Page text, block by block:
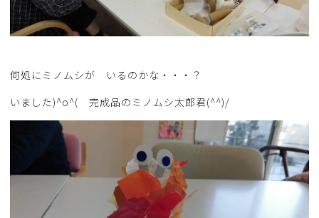
何処にミノムシが いるのかな・・・？
いました)^o^( 完成品のミノムシ太郎君(^^)/